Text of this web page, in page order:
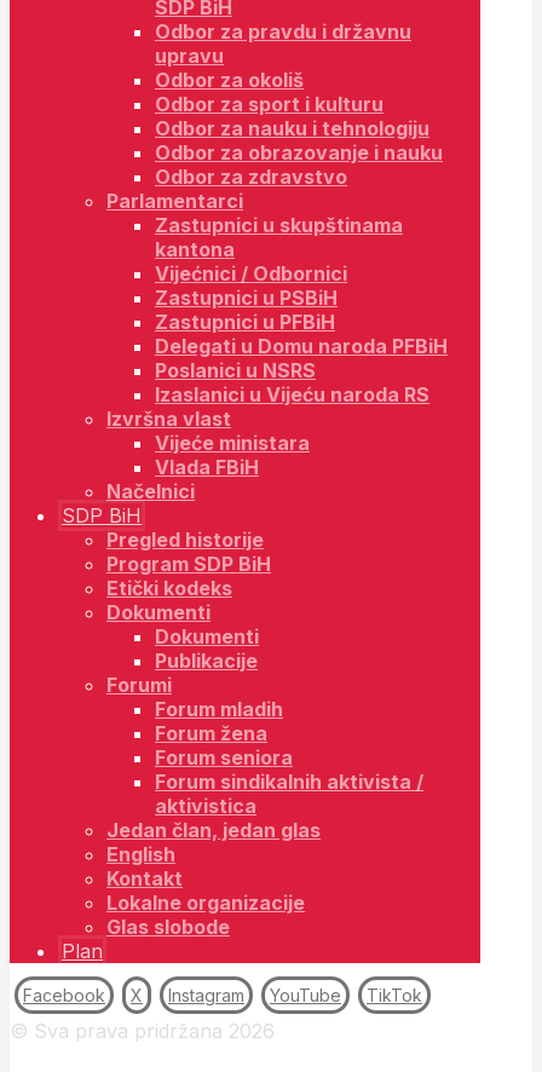
SDP BiH
Odbor za pravdu i državnu
upravu
Odbor za okoliš
Odbor za sport i kulturu
Odbor za nauku i tehnologiju
Odbor za obrazovanje i nauku
Odbor za zdravstvo
Parlamentarci
Zastupnici u skupštinama
kantona
Vijećnici / Odbornici
Zastupnici u PSBiH
Zastupnici u PFBiH
Delegati u Domu naroda PFBiH
Poslanici u NSRS
Izaslanici u Vijeću naroda RS
Izvršna vlast
Vijeće ministara
Vlada FBiH
Načelnici
SDP BiH
Pregled historije
Program SDP BiH
Etički kodeks
Dokumenti
Dokumenti
Publikacije
Forumi
Forum mladih
Forum žena
Forum seniora
Forum sindikalnih aktivista /
aktivistica
Jedan član, jedan glas
English
Kontakt
Lokalne organizacije
Glas slobode
Plan
Facebook X Instagram YouTube TikTok
© Sva prava pridržana 2026